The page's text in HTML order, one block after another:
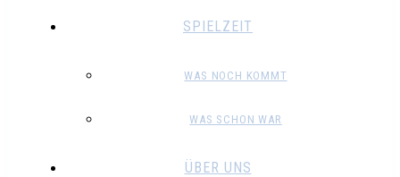
SPIELZEIT
WAS NOCH KOMMT
WAS SCHON WAR
ÜBER UNS